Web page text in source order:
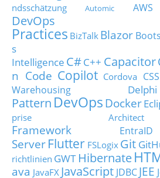
ndsschätzung
Automic AWS
DevOps
Practices BizTalk Blazor
s
Intelligence C#C++ Capacitor
n Code Copilot Cordova CSS
Warehousing
Delphi
Pattern DevOps Docker
prise Architect
Framework
EntraID
Server Flutter FSLogix Git
richtlinien GWT Hibernate
ava JavaFX JavaScript JDBC JEE